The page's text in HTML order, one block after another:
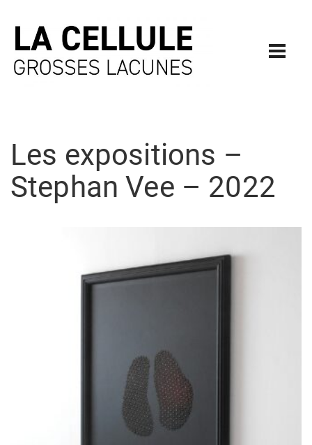
Les expositions –
Stephan Vee – 2022